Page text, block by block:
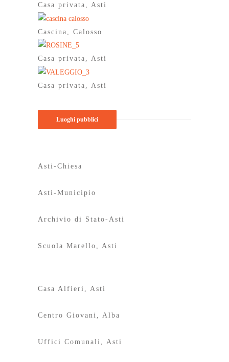
Casa privata, Asti
Cascina, Calosso
Casa privata, Asti
Casa privata, Asti
Luoghi pubblici
Asti-Chiesa
Asti-Municipio
Archivio di Stato-Asti
Scuola Marello, Asti
Casa Alfieri, Asti
Centro Giovani, Alba
Uffici Comunali, Asti